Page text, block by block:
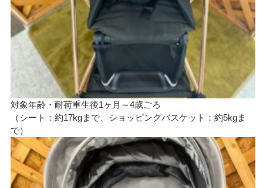
対象年齢・耐荷重生後1ヶ月～4歳ごろ
（シート：約17kgまで、ショッピングバスケット：約5kgま
で）